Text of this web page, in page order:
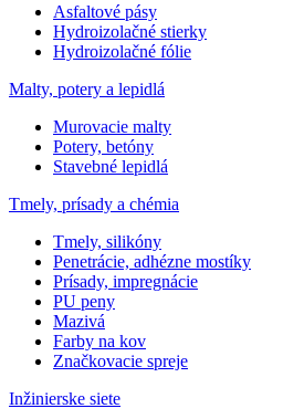
Asfaltové pásy
Hydroizolačné stierky
Hydroizolačné fólie
Malty, potery a lepidlá
Murovacie malty
Potery, betóny
Stavebné lepidlá
Tmely, prísady a chémia
Tmely, silikóny
Penetrácie, adhézne mostíky
Prísady, impregnácie
PU peny
Mazivá
Farby na kov
Značkovacie spreje
Inžinierske siete